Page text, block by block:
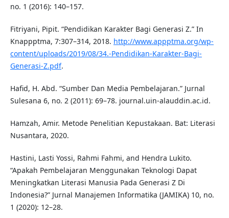
no. 1 (2016): 140–157.
Fitriyani, Pipit. “Pendidikan Karakter Bagi Generasi Z.” In
Knappptma, 7:307–314, 2018. http://www.appptma.org/wp-
content/uploads/2019/08/34.-Pendidikan-Karakter-Bagi-
Generasi-Z.pdf.
Hafid, H. Abd. “Sumber Dan Media Pembelajaran.” Jurnal
Sulesana 6, no. 2 (2011): 69–78. journal.uin-alauddin.ac.id.
Hamzah, Amir. Metode Penelitian Kepustakaan. Bat: Literasi
Nusantara, 2020.
Hastini, Lasti Yossi, Rahmi Fahmi, and Hendra Lukito.
“Apakah Pembelajaran Menggunakan Teknologi Dapat
Meningkatkan Literasi Manusia Pada Generasi Z Di
Indonesia?” Jurnal Manajemen Informatika (JAMIKA) 10, no.
1 (2020): 12–28.